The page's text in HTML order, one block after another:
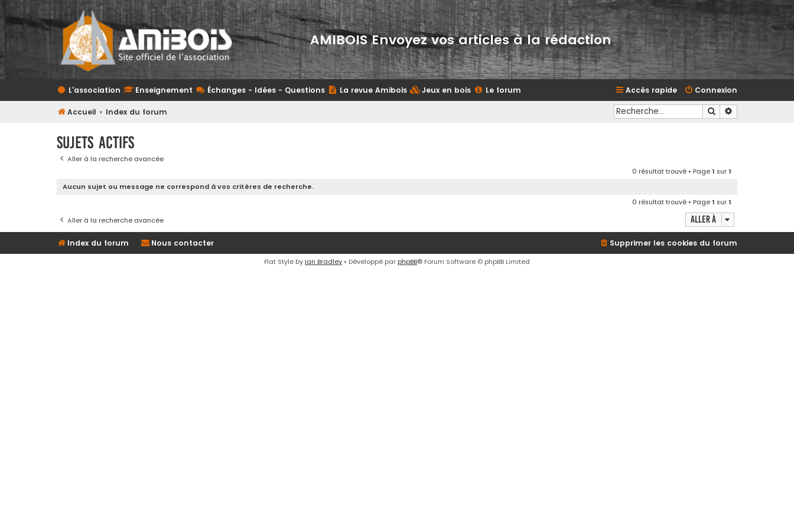
AMIBOIS Envoyez vos articles à la rédaction
L'association Enseignement Échanges - Idées - Questions La revue Amibois Jeux en bois Le forum Connexion
Accès rapide
Accueil Index du forum Rechercher
Sujets actifs
Aller à la recherche avancée
0 résultat trouvé • Page1 sur1
Aucun sujet ou message ne correspond à vos critères de recherche.
0 résultat trouvé • Page1 sur1
Aller à la recherche avancée
Aller à
Index du forum Nous contacter Supprimer les cookies du forum
Flat Style by Ian Bradley • Développé par phpBB® Forum Software © phpBB Limited